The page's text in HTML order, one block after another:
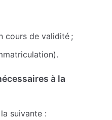
cours de validité ;
à la
suivante :